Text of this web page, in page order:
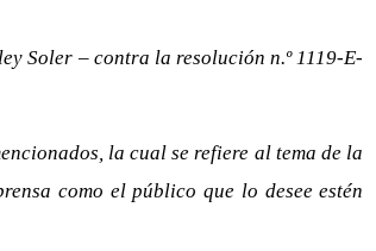
Soler – contra la resolución n.º 1119-E-
la cual se refiere al tema de la
como el público que lo desee estén